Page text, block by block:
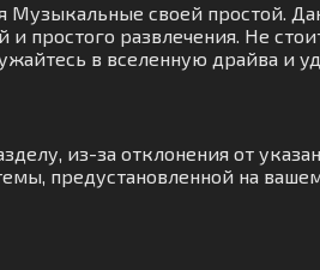
Музыкальные своей простой.
и простого развлечения. Не
в вселенную драйва и
из-за отклонения от
предустановленной на